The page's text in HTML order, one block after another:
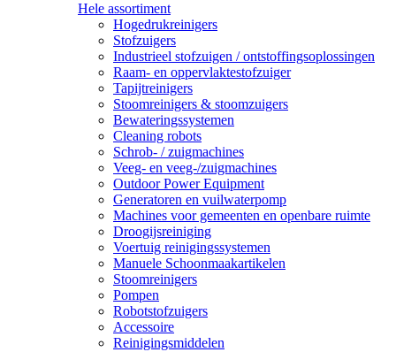
Hele assortiment
Hogedrukreinigers
Stofzuigers
Industrieel stofzuigen / ontstoffingsoplossingen
Raam- en oppervlaktestofzuiger
Tapijtreinigers
Stoomreinigers & stoomzuigers
Bewateringssystemen
Cleaning robots
Schrob- / zuigmachines
Veeg- en veeg-/zuigmachines
Outdoor Power Equipment
Generatoren en vuilwaterpomp
Machines voor gemeenten en openbare ruimte
Droogijsreiniging
Voertuig reinigingssystemen
Manuele Schoonmaakartikelen
Stoomreinigers
Pompen
Robotstofzuigers
Accessoire
Reinigingsmiddelen